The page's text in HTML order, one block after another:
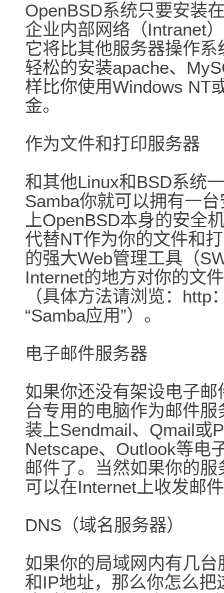
OpenBSD系统只要安装
企业内部网络（Intranet
它将比其他服务器操作
轻松的安装apache、
样比你使用Windows NT
金。
作为文件和打印服务器
和其他Linux和BSD系统
Samba你就可以拥有一
上OpenBSD本身的安全
代替NT作为你的文件和
的强大Web管理工具（
Internet的地方对你的文
（具体方法请浏览：
“Samba应用”）。
电子邮件服务器
如果你还没有架设电子
台专用的电脑作为邮件
装上Sendmail、Qmail或
Netscape、Outlook等电
邮件了。当然如果你的
可以在Internet上收发邮
DNS（域名服务器）
如果你的局域网内有几
和IP地址，那么你怎么